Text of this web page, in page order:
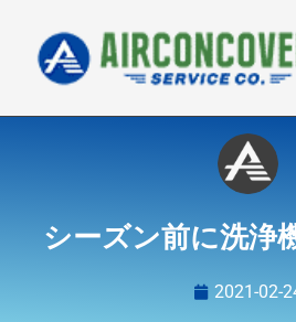
キ
シーズン前に洗浄
2021-02-